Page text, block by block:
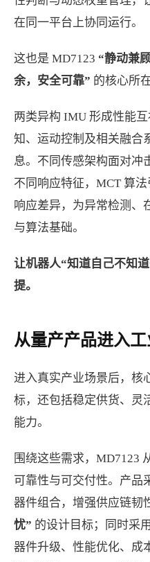
在同一平台上协同运行。
这也是 MD7123 “静动兼
余，安全可靠” 的核心所在
两类异构 IMU 形成性能
知、运动控制及相关融合
息。不同传感架构面对冲
不同响应特征，MCT 算
响应差异，为异常检测、
与算法基础。
让机器人“知道自己不知
提。
从量产产品进入
进入真实产业场景后，核
标，还包括稳定供货、灵
能力。
围绕这些需求，MD7123
可靠性与可交付性。产品
器件组合，增强供应链韧
忧” 的设计目标；同时采
器件升级、性能优化、成